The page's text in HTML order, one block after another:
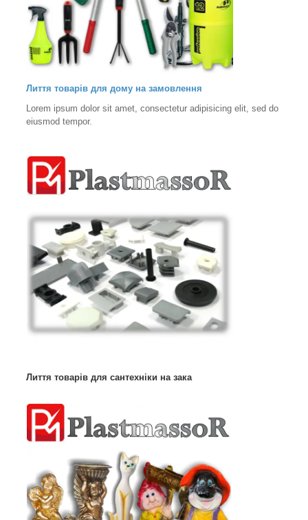
Лиття товарів для дому на замовлення
Lorem ipsum dolor sit amet, consectetur adipisicing elit, sed do
eiusmod tempor.
Лиття товарів для сантехніки на зака